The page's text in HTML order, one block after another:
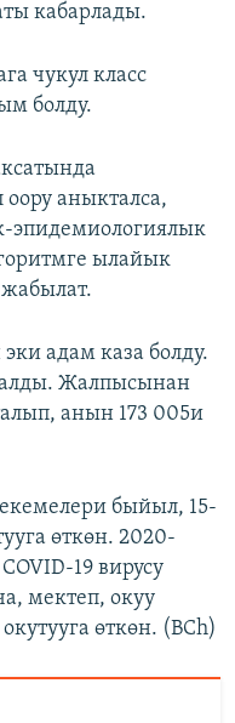
кабарлады.
чукул класс
болду.
оору аныкталса,
эпидемиологиялык
ылайык
адам каза болду.
Жалпысынан
анын 173 005и
быйыл, 15-
өткөн. 2020-
19 вирусу
мектеп, окуу
өткөн. (BCh)